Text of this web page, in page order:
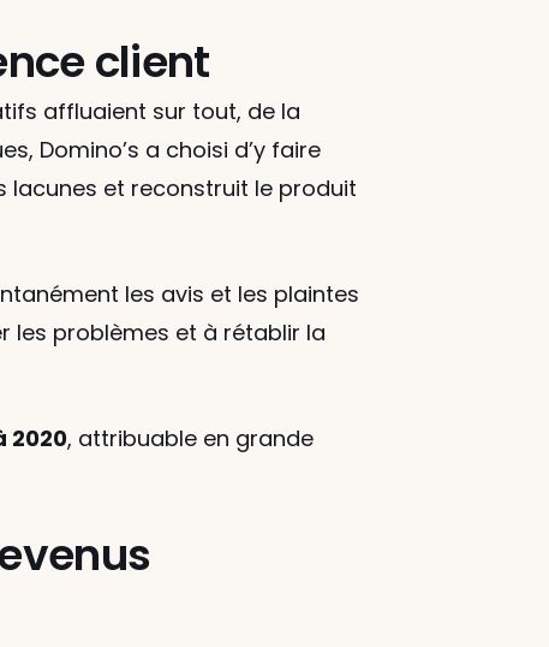
client
affluaient sur tout, de la
Domino’s a choisi d’y faire
lacunes et reconstruit le produit
les avis et les plaintes
les problèmes et à rétablir la
2020, attribuable en grande